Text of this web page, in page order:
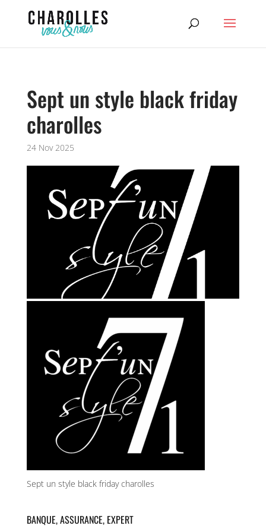
Sept un style black friday
charolles
24 Nov 2025
Sept un style black friday charolles
BANQUE, ASSURANCE, EXPERT